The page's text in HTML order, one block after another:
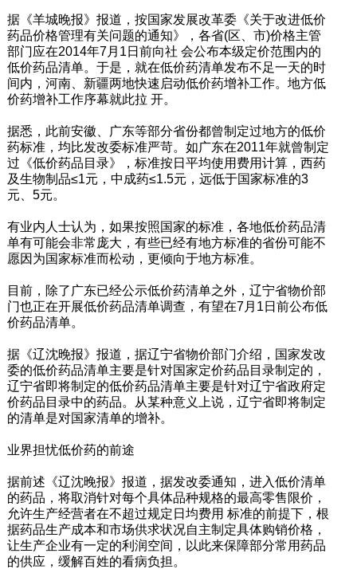
据《羊城晚报》报道，按国家发展改革委《关于改进低价
药品价格管理有关问题的通知》，各省(区、市)价格主管
部门应在2014年7月1日前向社 会公布本级定价范围内的
低价药品清单。于是，就在低价药清单发布不足一天的时
间内，河南、新疆两地快速启动低价药增补工作。地方低
价药增补工作序幕就此拉 开。
据悉，此前安徽、广东等部分省份都曾制定过地方的低价
药标准，均比发改委标准严苛。如广东在2011年就曾制定
过《低价药品目录》，标准按日平均使用费用计算，西药
及生物制品≤1元，中成药≤1.5元，远低于国家标准的3
元、5元。
有业内人士认为，如果按照国家的标准，各地低价药品清
单有可能会非常庞大，有些已经有地方标准的省份可能不
愿因为国家标准而松动，更倾向于地方标准。
目前，除了广东已经公示低价药清单之外，辽宁省物价部
门也正在开展低价药品清单调查，有望在7月1日前公布低
价药品清单。
据《辽沈晚报》报道，据辽宁省物价部门介绍，国家发改
委的低价药品清单主要是针对国家定价药品目录制定的，
辽宁省即将制定的低价药品清单主要是针对辽宁省政府定
价药品目录中的药品。从某种意义上说，辽宁省即将制定
的清单是对国家清单的增补。
业界担忧低价药的前途
据前述《辽沈晚报》报道，据发改委通知，进入低价清单
的药品，将取消针对每个具体品种规格的最高零售限价，
允许生产经营者在不超过规定日均费用 标准的前提下，根
据药品生产成本和市场供求状况自主制定具体购销价格，
让生产企业有一定的利润空间，以此来保障部分常用药品
的供应，缓解百姓的看病负担。